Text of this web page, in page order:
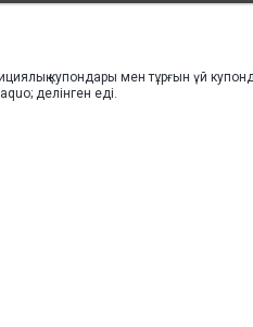
купондары мен тұрғын үй
делінген еді.